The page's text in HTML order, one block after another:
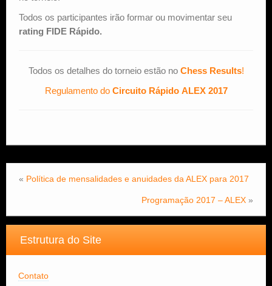
Todos os participantes irão formar ou movimentar seu
rating FIDE Rápido.
Todos os detalhes do torneio estão no Chess Results!
Regulamento do Circuito Rápido ALEX 2017
« Política de mensalidades e anuidades da ALEX para 2017
Programação 2017 – ALEX »
Estrutura do Site
Contato